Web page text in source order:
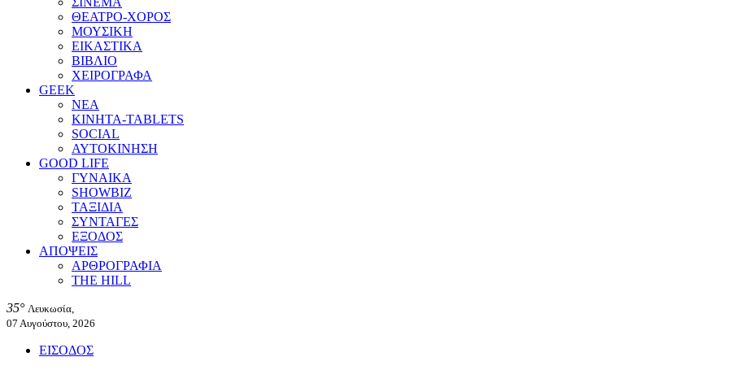
ΘΕΑΤΡΟ-ΧΟΡΟΣ
ΜΟΥΣΙΚΗ
ΕΙΚΑΣΤΙΚΑ
ΒΙΒΛΙΟ
ΧΕΙΡΟΓΡΑΦΑ
GEEK
ΝΕΑ
ΚΙΝΗΤΑ-TABLETS
SOCIAL
ΑΥΤΟΚΙΝΗΣΗ
GOOD LIFE
ΓΥΝΑΙΚΑ
SHOWBIZ
ΤΑΞΙΔΙΑ
ΣΥΝΤΑΓΕΣ
ΕΞΟΔΟΣ
ΑΠΟΨΕΙΣ
ΑΡΘΡΟΓΡΑΦΙΑ
THE HILL
35° Λευκωσία,
07 Αυγούστου, 2026
ΕΙΣΟΔΟΣ